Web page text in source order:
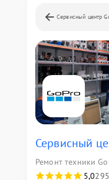
Сервисный центр
Сервисный
Ремонт техники
5,0